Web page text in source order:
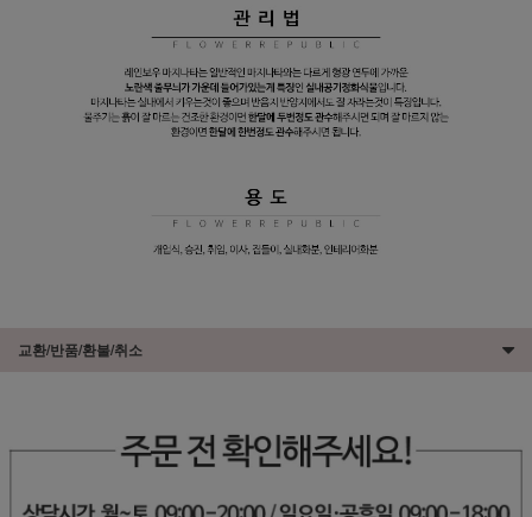
교환/반품/환불/취소